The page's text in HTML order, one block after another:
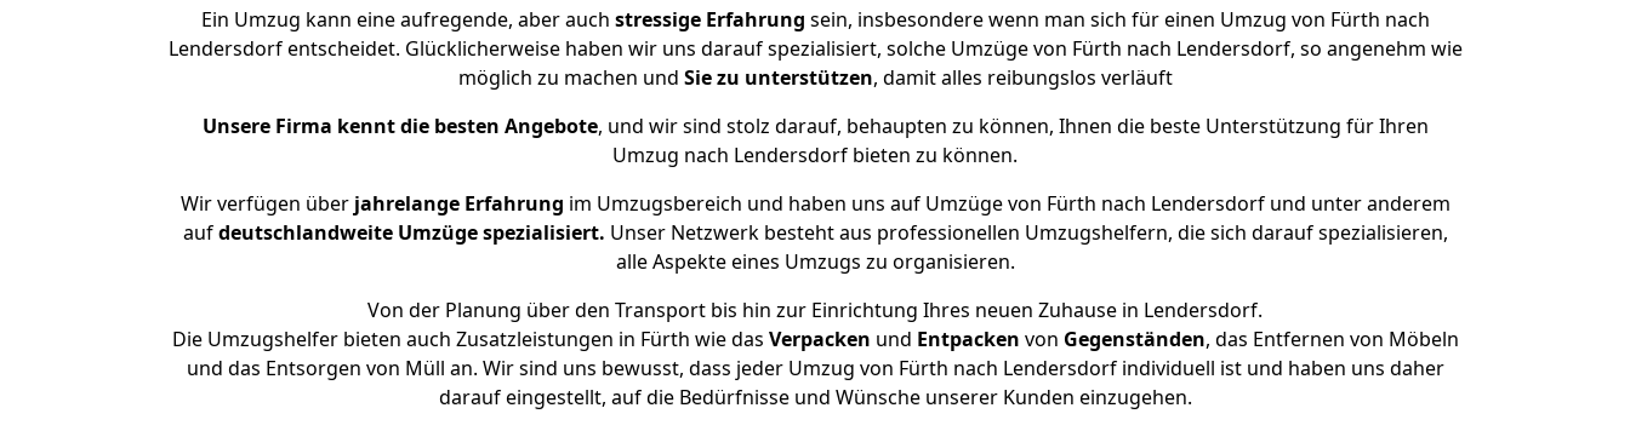
Ein Umzug kann eine aufregende, aber auch stressige Erfahrung sein, insbesondere wenn man sich für einen Umzug von Fürth nach
Lendersdorf entscheidet. Glücklicherweise haben wir uns darauf spezialisiert, solche Umzüge von Fürth nach Lendersdorf, so angenehm wie
möglich zu machen und Sie zu unterstützen, damit alles reibungslos verläuft
Unsere Firma kennt die besten Angebote, und wir sind stolz darauf, behaupten zu können, Ihnen die beste Unterstützung für Ihren
Umzug nach Lendersdorf bieten zu können.
Wir verfügen überjahrelange Erfahrung im Umzugsbereich und haben uns auf Umzüge von Fürth nach Lendersdorf und unter anderem
aufdeutschlandweite Umzüge spezialisiert. Unser Netzwerk besteht aus professionellen Umzugshelfern, die sich darauf spezialisieren,
alle Aspekte eines Umzugs zu organisieren.
Von der Planung über den Transport bis hin zur Einrichtung Ihres neuen Zuhause in Lendersdorf.
Die Umzugshelfer bieten auch Zusatzleistungen in Fürth wie das Verpacken und Entpacken von Gegenständen, das Entfernen von Möbeln
und das Entsorgen von Müll an. Wir sind uns bewusst, dass jeder Umzug von Fürth nach Lendersdorf individuell ist und haben uns daher
darauf eingestellt, auf die Bedürfnisse und Wünsche unserer Kunden einzugehen.